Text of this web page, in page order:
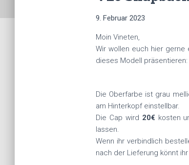
9. Februar 2023
Moin Vineten,
Wir wollen euch hier gerne
dieses Modell präsentieren:
Die Oberfarbe ist grau
am Hinterkopf einstellbar.
Die Cap wird 20€ kosten
lassen.
Wenn ihr verbindlich
nach der Lieferung könnt